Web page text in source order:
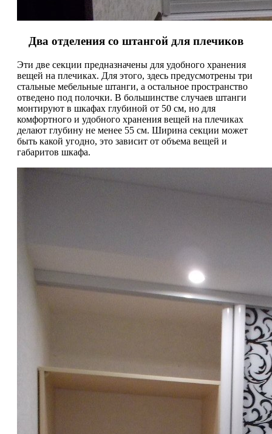
Два отделения со штангой для плечиков
Эти две секции предназначены для удобного хранения
вещей на плечиках. Для этого, здесь предусмотрены три
стальные мебельные штанги, а остальное пространство
отведено под полочки. В большинстве случаев штанги
монтируют в шкафах глубиной от 50 см, но для
комфортного и удобного хранения вещей на плечиках
делают глубину не менее 55 см. Ширина секции может
быть какой угодно, это зависит от объема вещей и
габаритов шкафа.